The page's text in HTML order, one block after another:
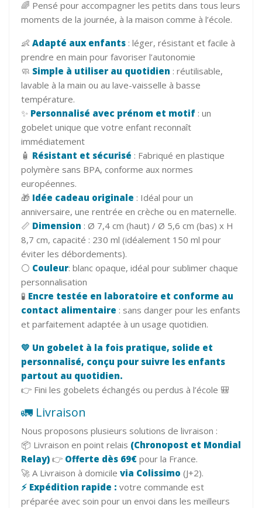
🌈 Pensé pour accompagner les petits dans tous leurs
moments de la journée, à la maison comme à l’école.
👶 Adapté aux enfants : léger, résistant et facile à
prendre en main pour favoriser l’autonomie
🧼 Simple à utiliser au quotidien : réutilisable,
lavable à la main ou au lave-vaisselle à basse
température.
✨ Personnalisé avec prénom et motif : un
gobelet unique que votre enfant reconnaît
immédiatement
🧴 Résistant et sécurisé : Fabriqué en plastique
polymère sans BPA, conforme aux normes
européennes.
🎁 Idée cadeau originale : Idéal pour un
anniversaire, une rentrée en crèche ou en maternelle.
📏 Dimension : Ø 7,4 cm (haut) / Ø 5,6 cm (bas) x H
8,7 cm, capacité : 230 ml (idéalement 150 ml pour
éviter les débordements).
⚪ Couleur: blanc opaque, idéal pour sublimer chaque
personnalisation
🧪 Encre testée en laboratoire et conforme au
contact alimentaire : sans danger pour les enfants
et parfaitement adaptée à un usage quotidien.
💛 Un gobelet à la fois pratique, solide et
personnalisé, conçu pour suivre les enfants
partout au quotidien.
👉 Fini les gobelets échangés ou perdus à l’école 🎒
🚛 Livraison
Nous proposons plusieurs solutions de livraison :
📦 Livraison en point relais (Chronopost et Mondial
Relay) 👉 Offerte dès 69€ pour la France.
🚀 A Livraison à domicile via Colissimo (J+2).
⚡ Expédition rapide : votre commande est
préparée avec soin pour un envoi dans les meilleurs